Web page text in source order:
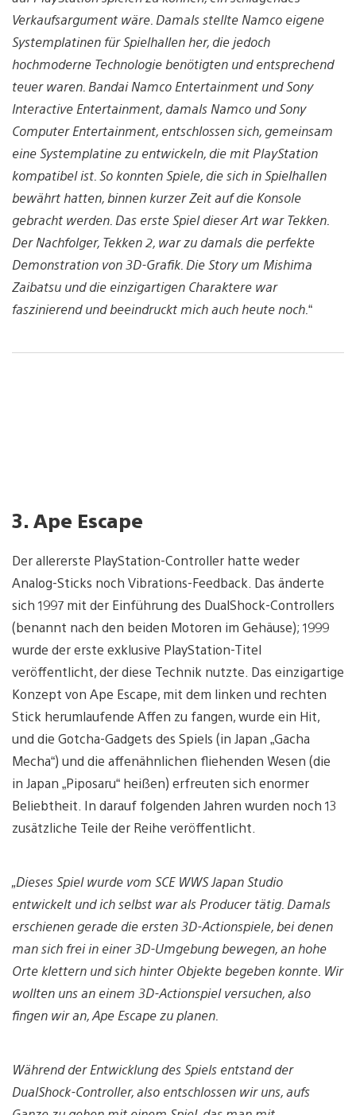
Verkaufsargument wäre. Damals stellte Namco eigene
Systemplatinen für Spielhallen her, die jedoch
hochmoderne Technologie benötigten und entsprechend
teuer waren. Bandai Namco Entertainment und Sony
Interactive Entertainment, damals Namco und Sony
Computer Entertainment, entschlossen sich, gemeinsam
eine Systemplatine zu entwickeln, die mit PlayStation
kompatibel ist. So konnten Spiele, die sich in Spielhallen
bewährt hatten, binnen kurzer Zeit auf die Konsole
gebracht werden. Das erste Spiel dieser Art war Tekken.
Der Nachfolger, Tekken 2, war zu damals die perfekte
Demonstration von 3D-Grafik. Die Story um Mishima
Zaibatsu und die einzigartigen Charaktere war
faszinierend und beeindruckt mich auch heute noch.“
3. Ape Escape
Der allererste PlayStation-Controller hatte weder
Analog-Sticks noch Vibrations-Feedback. Das änderte
sich 1997 mit der Einführung des DualShock-Controllers
(benannt nach den beiden Motoren im Gehäuse); 1999
wurde der erste exklusive PlayStation-Titel
veröffentlicht, der diese Technik nutzte. Das einzigartige
Konzept von Ape Escape, mit dem linken und rechten
Stick herumlaufende Affen zu fangen, wurde ein Hit,
und die Gotcha-Gadgets des Spiels (in Japan „Gacha
Mecha“) und die affenähnlichen fliehenden Wesen (die
in Japan „Piposaru“ heißen) erfreuten sich enormer
Beliebtheit. In darauf folgenden Jahren wurden noch 13
zusätzliche Teile der Reihe veröffentlicht.
„Dieses Spiel wurde vom SCE WWS Japan Studio
entwickelt und ich selbst war als Producer tätig. Damals
erschienen gerade die ersten 3D-Actionspiele, bei denen
man sich frei in einer 3D-Umgebung bewegen, an hohe
Orte klettern und sich hinter Objekte begeben konnte. Wir
wollten uns an einem 3D-Actionspiel versuchen, also
fingen wir an, Ape Escape zu planen.
Während der Entwicklung des Spiels entstand der
DualShock-Controller, also entschlossen wir uns, aufs